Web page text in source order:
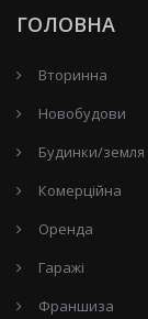
ГОЛОВНА
Вторинна
Новобудови
Будинки/земля
Комерційна
Оренда
Гаражі
Франшиза